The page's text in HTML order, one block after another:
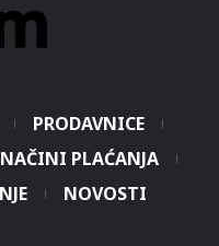
PRODAVNICE
NAČINI PLAĆANJA
NOVOSTI